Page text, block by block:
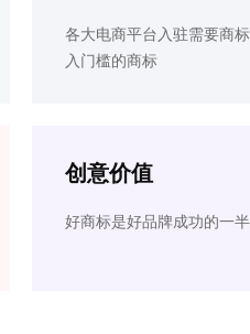
各大电商平台入驻需要商
入门槛的商标
创意价值
好商标是好品牌成功的一